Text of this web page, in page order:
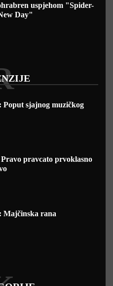
uspjehom "Spider-
Day"
Poput sjajnog muzičkog
Pravo pravcato prvoklasno
Majčinska rana